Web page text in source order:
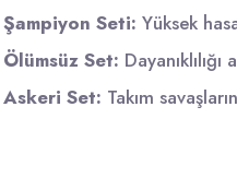
Şampiyon Seti: Yüksek
Ölümsüz Set:
Askeri Set: Takım